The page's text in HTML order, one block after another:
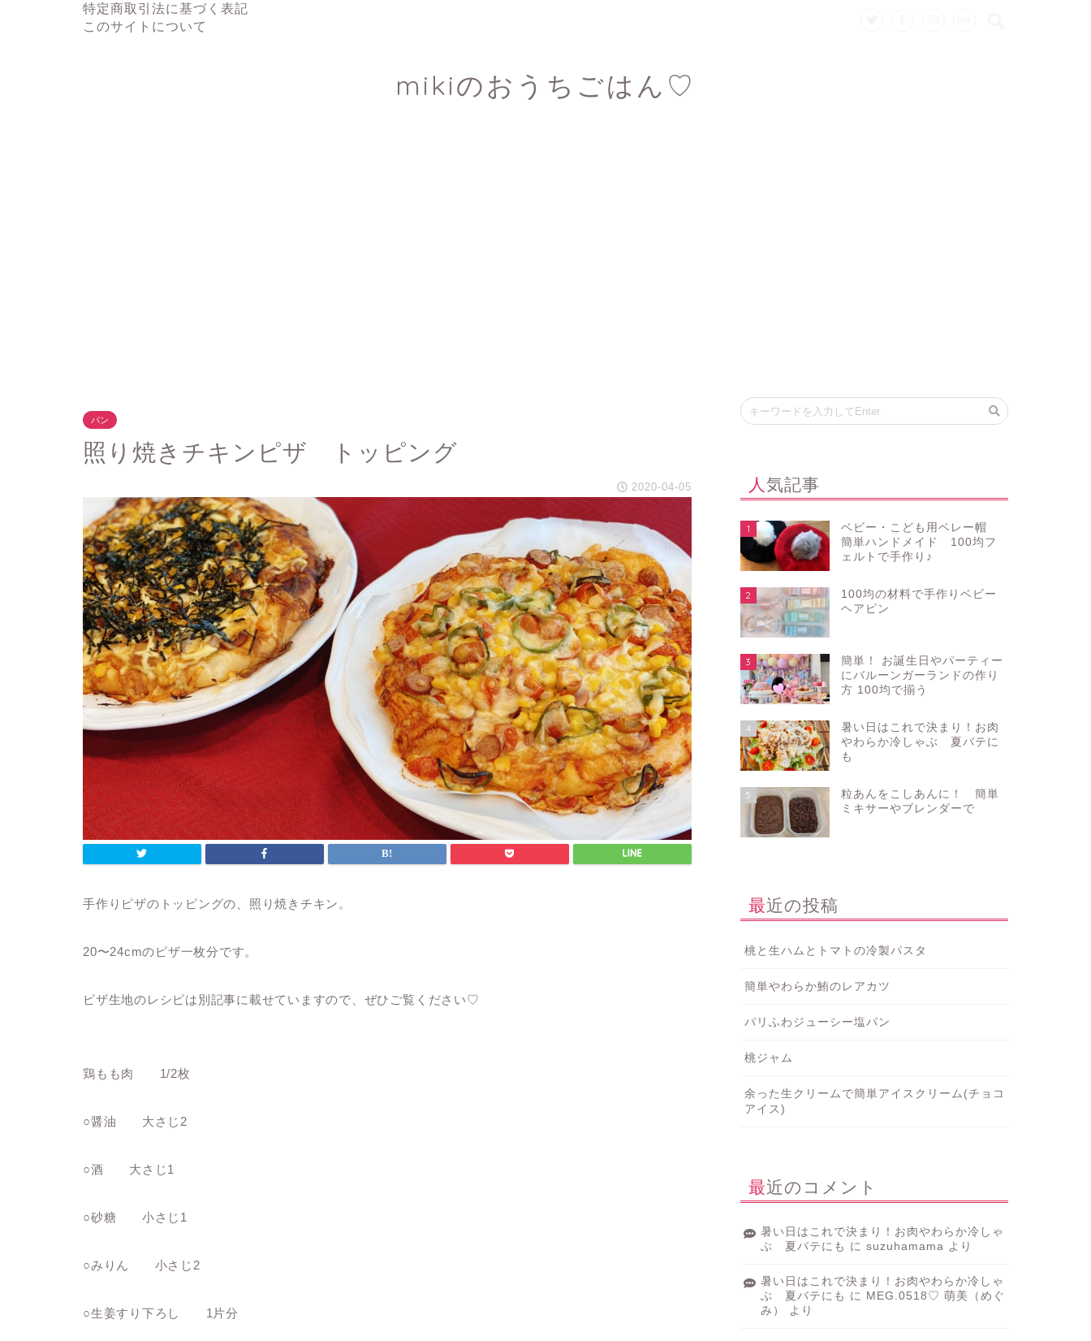
特定商取引法に基づく表記
このサイトについて
mikiのおうちごはん♡
パン
照り焼きチキンピザ トッピング
2020-04-05
手作りピザのトッピングの、照り焼きチキン。
20〜24cmのピザ一枚分です。
ピザ生地のレシピは別記事に載せていますので、ぜひご覧ください♡
鶏もも肉 1/2枚
○醤油 大さじ2
○酒 大さじ1
○砂糖 小さじ1
○みりん 小さじ2
○生姜すり下ろし 1片分
人気記事
1
ベビー・こども用ベレー帽
簡単ハンドメイド 100均フ
ェルトで手作り♪
2
100均の材料で手作りベビー
ヘアピン
3
簡単！ お誕生日やパーティー
にバルーンガーランドの作り
方 100均で揃う
4
暑い日はこれで決まり！お肉
やわらか冷しゃぶ 夏バテに
も
5
粒あんをこしあんに！ 簡単
ミキサーやブレンダーで
最近の投稿
桃と生ハムとトマトの冷製パスタ
簡単やわらか鮪のレアカツ
パリふわジューシー塩パン
桃ジャム
余った生クリームで簡単アイスクリーム(チョコ
アイス)
最近のコメント
暑い日はこれで決まり！お肉やわらか冷しゃ
ぶ 夏バテにも に suzuhamama より
暑い日はこれで決まり！お肉やわらか冷しゃ
ぶ 夏バテにも に MEG.0518♡ 萌美（めぐ
み）
より